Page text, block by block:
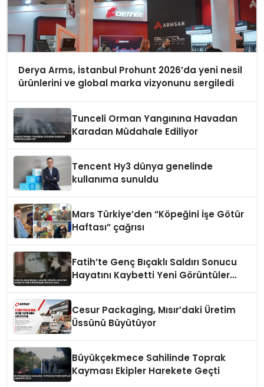
Derya Arms, İstanbul Prohunt 2026’da yeni nesil
ürünlerini ve global marka vizyonunu sergiledi
Tunceli Orman Yangınına Havadan
Karadan Müdahale Ediliyor
Tencent Hy3 dünya genelinde
kullanıma sunuldu
Mars Türkiye’den “Köpeğini İşe Götür
Haftası” çağrısı
Fatih’te Genç Bıçaklı Saldırı Sonucu
Hayatını Kaybetti Yeni Görüntüler
Cesur Packaging, Mısır’daki Üretim
Üssünü Büyütüyor
Büyükçekmece Sahilinde Toprak
Kayması Ekipler Harekete Geçti